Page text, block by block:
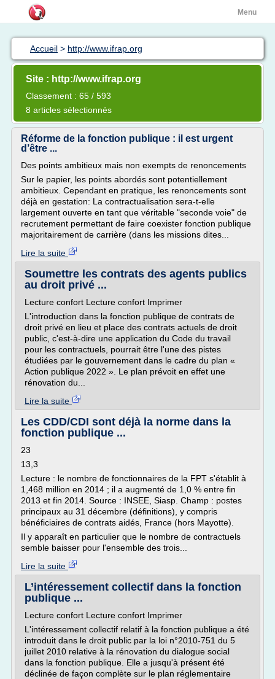
Menu
Accueil > http://www.ifrap.org
Site : http://www.ifrap.org
Classement : 65 / 593
8 articles sélectionnés
Réforme de la fonction publique : il est urgent
d’être ...
Des points ambitieux mais non exempts de renoncements
Sur le papier, les points abordés sont potentiellement
ambitieux. Cependant en pratique, les renoncements sont
déjà en gestation: La contractualisation sera-t-elle
largement ouverte en tant que véritable "seconde voie" de
recrutement permettant de faire coexister fonction publique
majoritairement de carrière (dans les missions dites...
Lire la suite
Soumettre les contrats des agents publics
au droit privé ...
Lecture confort Lecture confort Imprimer
L'introduction dans la fonction publique de contrats de
droit privé en lieu et place des contrats actuels de droit
public, c'est-à-dire une application du Code du travail
pour les contractuels, pourrait être l'une des pistes
étudiées par le gouvernement dans le cadre du plan «
Action publique 2022 ». Le plan prévoit en effet une
rénovation du...
Lire la suite
Les CDD/CDI sont déjà la norme dans la
fonction publique ...
23
13,3
Lecture : le nombre de fonctionnaires de la FPT s'établit à
1,468 million en 2014 ; il a augmenté de 1,0 % entre fin
2013 et fin 2014. Source : INSEE, Siasp. Champ : postes
principaux au 31 décembre (définitions), y compris
bénéficiaires de contrats aidés, France (hors Mayotte).
Il y apparaît en particulier que le nombre de contractuels
semble baisser pour l'ensemble des trois...
Lire la suite
L’intéressement collectif dans la fonction
publique ...
Lecture confort Lecture confort Imprimer
L'intéressement collectif relatif à la fonction publique a été
introduit dans le droit public par la loi n°2010-751 du 5
juillet 2010 relative à la rénovation du dialogue social
dans la fonction publique. Elle a jusqu'à présent été
déclinée de façon complète sur le plan réglementaire